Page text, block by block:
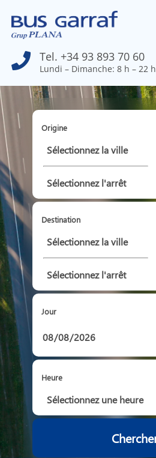
 Tel. +34 93 893 70 60
Lundi – Dimanche: 8 h – 22 h
Origine
Destination
Jour
Heure